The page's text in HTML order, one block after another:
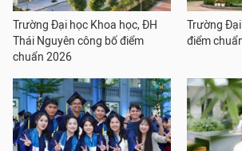
Trường Đại học Khoa học, ĐH
Thái Nguyên công bố điểm
chuẩn 2026
Trường
điểm